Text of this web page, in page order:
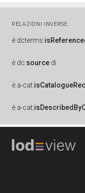
RELAZIONI INVERSE
è dcterms:
è dc:source di
è a-cat:
è a-cat: